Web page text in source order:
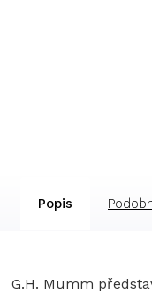
Popis
G.H. Mumm